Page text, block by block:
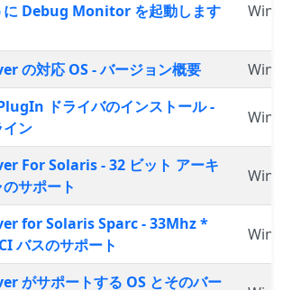
に Debug Monitor を起動します
の対応 OS - バージョン概要
ドライバのインストール -
イン
For Solaris - 32 ビット アーキ
サポート
for Solaris Sparc - 33Mhz *
バスのサポート
がサポートする OS とそのバー